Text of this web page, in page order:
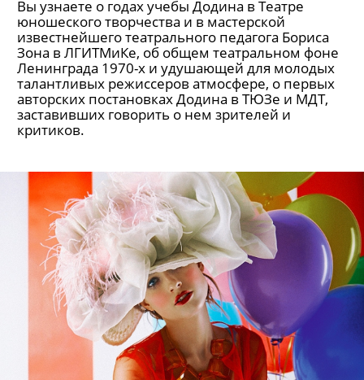
творчестве в ТЮЗе Зиновия Корогодского, о его
новаторских спектаклях для детей, о работе в
качестве преподавателя-ассистента в
театральном институте, о легендарном курсе
Аркадия Кацмана — Льва Додина и о
сверхуспешном пародийном ревю «Ах, эти
звезды!».